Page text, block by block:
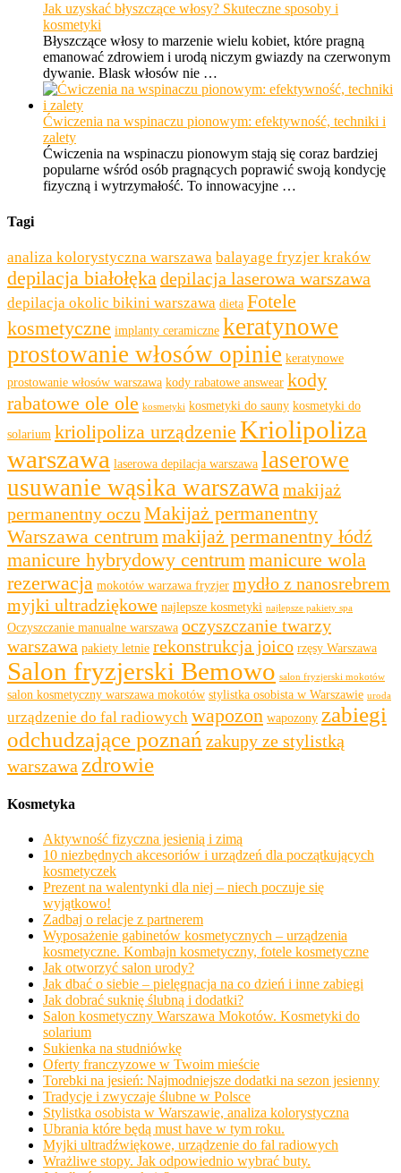
Jak uzyskać błyszczące włosy? Skuteczne sposoby i
kosmetyki
Błyszczące włosy to marzenie wielu kobiet, które pragną
emanować zdrowiem i urodą niczym gwiazdy na czerwonym
dywanie. Blask włosów nie …
Ćwiczenia na wspinaczu pionowym: efektywność, techniki i
zalety
Ćwiczenia na wspinaczu pionowym stają się coraz bardziej
popularne wśród osób pragnących poprawić swoją kondycję
fizyczną i wytrzymałość. To innowacyjne …
Tagi
analiza kolorystyczna warszawa balayage fryzjer kraków
depilacja białołęka depilacja laserowa warszawa
depilacja okolic bikini warszawa dieta Fotele
kosmetyczne implanty ceramiczne keratynowe
prostowanie włosów opinie keratynowe
prostowanie włosów warszawa kody rabatowe answear kody
rabatowe ole ole kosmetyki kosmetyki do sauny kosmetyki do
solarium kriolipoliza urządzenie Kriolipoliza
warszawa laserowa depilacja warszawa laserowe
usuwanie wąsika warszawa makijaż
permanentny oczu Makijaż permanentny
Warszawa centrum makijaż permanentny łódź
manicure hybrydowy centrum manicure wola
rezerwacja mokotów warzawa fryzjer mydło z nanosrebrem
myjki ultradziękowe najlepsze kosmetyki najlepsze pakiety spa
Oczyszczanie manualne warszawa oczyszczanie twarzy
warszawa pakiety letnie rekonstrukcja joico rzęsy Warszawa
Salon fryzjerski Bemowo salon fryzjerski mokotów
salon kosmetyczny warszawa mokotów stylistka osobista w Warszawie uroda
urządzenie do fal radiowych wapozon wapozony zabiegi
odchudzające poznań zakupy ze stylistką
warszawa zdrowie
Kosmetyka
Aktywność fizyczna jesienią i zimą
10 niezbędnych akcesoriów i urządzeń dla początkujących
kosmetyczek
Prezent na walentynki dla niej – niech poczuje się
wyjątkowo!
Zadbaj o relacje z partnerem
Wyposażenie gabinetów kosmetycznych – urządzenia
kosmetyczne. Kombajn kosmetyczny, fotele kosmetyczne
Jak otworzyć salon urody?
Jak dbać o siebie – pielęgnacja na co dzień i inne zabiegi
Jak dobrać suknię ślubną i dodatki?
Salon kosmetyczny Warszawa Mokotów. Kosmetyki do
solarium
Sukienka na studniówkę
Oferty franczyzowe w Twoim mieście
Torebki na jesień: Najmodniejsze dodatki na sezon jesienny
Tradycje i zwyczaje ślubne w Polsce
Stylistka osobista w Warszawie, analiza kolorystyczna
Ubrania które będą must have w tym roku.
Myjki ultradźwiękowe, urządzenie do fal radiowych
Wrażliwe stopy. Jak odpowiednio wybrać buty.